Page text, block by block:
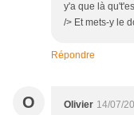
y'a que là
/> Et mets-y le
Répondre
O Olivier 14/07/